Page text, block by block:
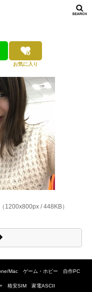
お気に入り
（1200x800px / 448KB）
Mac ゲーム・ホビー 自作PC
格安SIM 家電ASCII